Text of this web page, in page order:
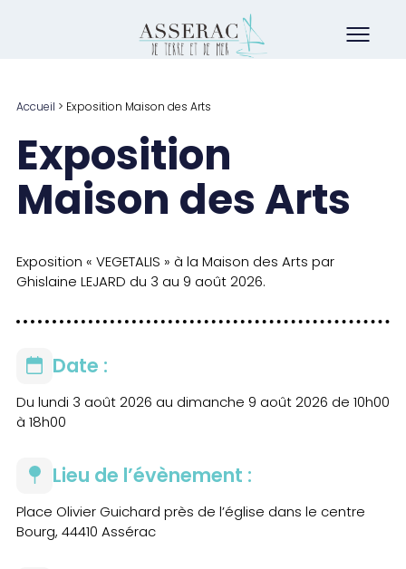
Accueil > Exposition Maison des Arts
Exposition
Maison des Arts
Exposition « VEGETALIS » à la Maison des Arts par
Ghislaine LEJARD du 3 au 9 août 2026.
Date :
Du lundi 3 août 2026 au dimanche 9 août 2026 de 10h00
à 18h00
Lieu de l’évènement :
Place Olivier Guichard près de l’église dans le centre
Bourg, 44410 Assérac